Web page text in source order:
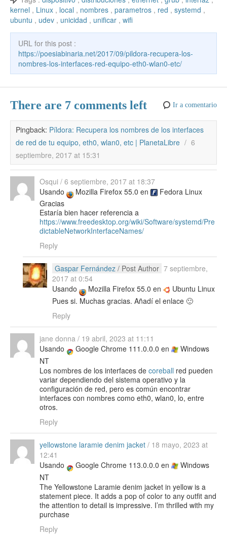
o
o
k
d p
p
a
m
a
m
e
dI
n
ar
tir
kernel , Linux , local , nombres , parametros , red , systemd ,
ubuntu , udev , unicidad , unificar , wifi
URL for this post :
https://poesiabinaria.net/2017/09/pildora-recupera-los-
nombres-los-interfaces-red-equipo-eth0-wlan0-etc/
There are 7 comments left Ir a comentario
Pingback: Píldora: Recupera los nombres de los interfaces
de red de tu equipo, eth0, wlan0, etc | PlanetaLibre / 6
septiembre, 2017 at 15:31
Osqui / 6 septiembre, 2017 at 18:37
Usando
Mozilla Firefox 55.0 en
Fedora Linux
Gracias
Estaría bien hacer referencia a
https://www.freedesktop.org/wiki/Software/systemd/Pre
dictableNetworkInterfaceNames/
Reply
Gaspar Fernández / Post Author 7 septiembre,
2017 at 0:54
Usando
Mozilla Firefox 55.0 en
Ubuntu Linux
Pues si. Muchas gracias. Añadí el enlace 🙂
Reply
jane donna / 19 abril, 2023 at 11:11
Usando
Google Chrome 111.0.0.0 en
Windows
NT
Los nombres de los interfaces de coreball red pueden
variar dependiendo del sistema operativo y la
configuración de red, pero es común encontrar
interfaces con nombres como eth0, wlan0, lo, entre
otros.
Reply
yellowstone laramie denim jacket / 18 mayo, 2023 at
12:41
Usando
Google Chrome 113.0.0.0 en
Windows
NT
The Yellowstone Laramie denim jacket in yellow is a
statement piece. It adds a pop of color to any outfit and
the attention to detail is impressive. I’m thrilled with my
purchase
Reply